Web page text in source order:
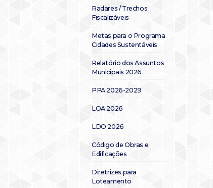
Radares / Trechos
Fiscalizáveis
Metas para o Programa
Cidades Sustentáveis
Relatório dos Assuntos
Municipais 2026
PPA 2026-2029
LOA 2026
LDO 2026
Código de Obras e
Edificações
Diretrizes para
Loteamento